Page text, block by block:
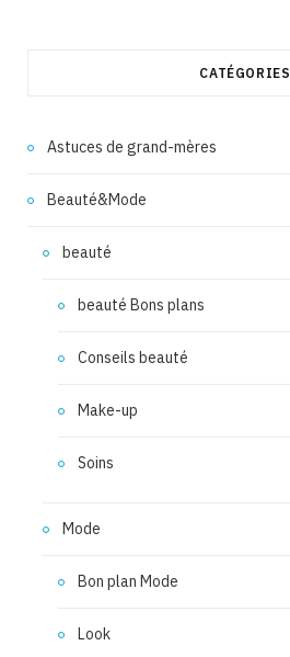
CATÉGORIES
Astuces de grand-mères
Beauté&Mode
beauté
beauté Bons plans
Conseils beauté
Make-up
Soins
Mode
Bon plan Mode
Look